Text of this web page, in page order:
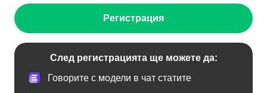
Регистрация
След регистрацията ще можете да:
Говорите с модели в чат статите